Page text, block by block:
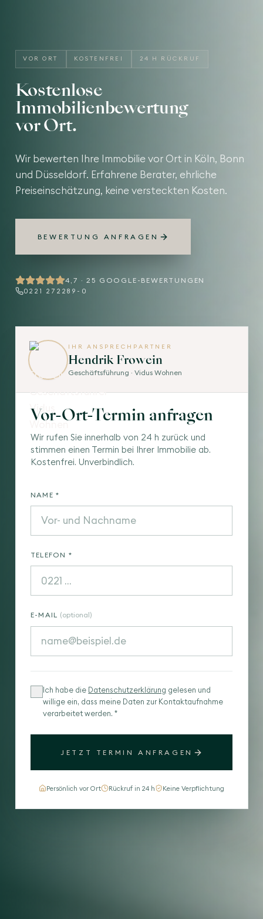
VOR ORT KOSTENFREI 24 H RÜCKRUF
Kostenlose
Immobilienbewertung
vor Ort.
Wir bewerten Ihre Immobilie vor Ort in Köln, Bonn
und Düsseldorf. Erfahrene Berater, ehrliche
Preiseinschätzung, keine versteckten Kosten.
BEWERTUNG ANFRAGEN
4,7 ·25 GOOGLE-BEWERTUNGEN
0221 272289-0
IHR ANSPRECHPARTNER
Hendrik Frowein
Geschäftsführung · Vidus Wohnen
Vor-Ort-Termin anfragen
Wir rufen Sie innerhalb von 24 h zurück und
stimmen einen Termin bei Ihrer Immobilie ab.
Kostenfrei. Unverbindlich.
NAME *
TELEFON *
E-MAIL (optional)
Ich habe die Datenschutzerklärung gelesen und
willige ein, dass meine Daten zur Kontaktaufnahme
verarbeitet werden. *
JETZT TERMIN ANFRAGEN
Persönlich vor Ort Rückruf in 24 h Keine Verpflichtung